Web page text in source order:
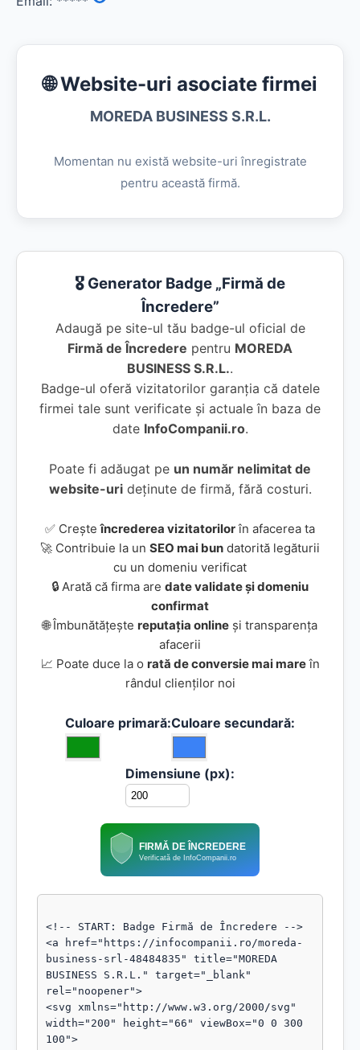
🌐 Website-uri asociate firmei
MOREDA BUSINESS S.R.L.
Momentan nu există website-uri înregistrate
pentru această firmă.
🎖️ Generator Badge „Firmă de
Încredere”
Adaugă pe site-ul tău badge-ul oficial de
Firmă de Încredere pentru MOREDA
BUSINESS S.R.L..
Badge-ul oferă vizitatorilor garanția că datele
firmei tale sunt verificate și actuale în baza de
date InfoCompanii.ro.
Poate fi adăugat pe un număr nelimitat de
website-urideținute de firmă, fără costuri.
✅ Creșteîncrederea vizitatorilorîn afacerea ta
🚀 Contribuie la un SEO mai bun datorită legăturii
cu un domeniu verificat
🔒 Arată că firma are date validate și domeniu
confirmat
🌐 Îmbunătățește reputația online și transparența
afacerii
📈 Poate duce la o rată de conversie mai mareîn
rândul clienților noi
Culoare primară:Culoare secundară:
Dimensiune (px):
FIRMĂ DE ÎNCREDERE
Verificată de InfoCompanii.ro
<!-- START: Badge Firmă de Încredere -->
<a href="https://infocompanii.ro/moreda-
business-srl-48484835" title="MOREDA
BUSINESS S.R.L." target="_blank"
rel="noopener">
<svg xmlns="http://www.w3.org/2000/svg"
width="200" height="66" viewBox="0 0 300
100">